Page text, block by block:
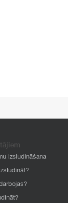
izsludināšana